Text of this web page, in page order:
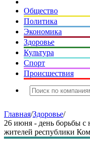
Общество
Политика
Экономика
Здоровье
Культура
Спорт
Происшествия
Главная/Здоровье/
26 июня - день борьбы с
жителей республики